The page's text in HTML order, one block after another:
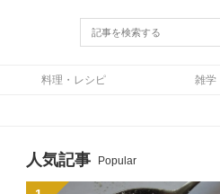
料理・レシピ 雑学
人気記事 Popular